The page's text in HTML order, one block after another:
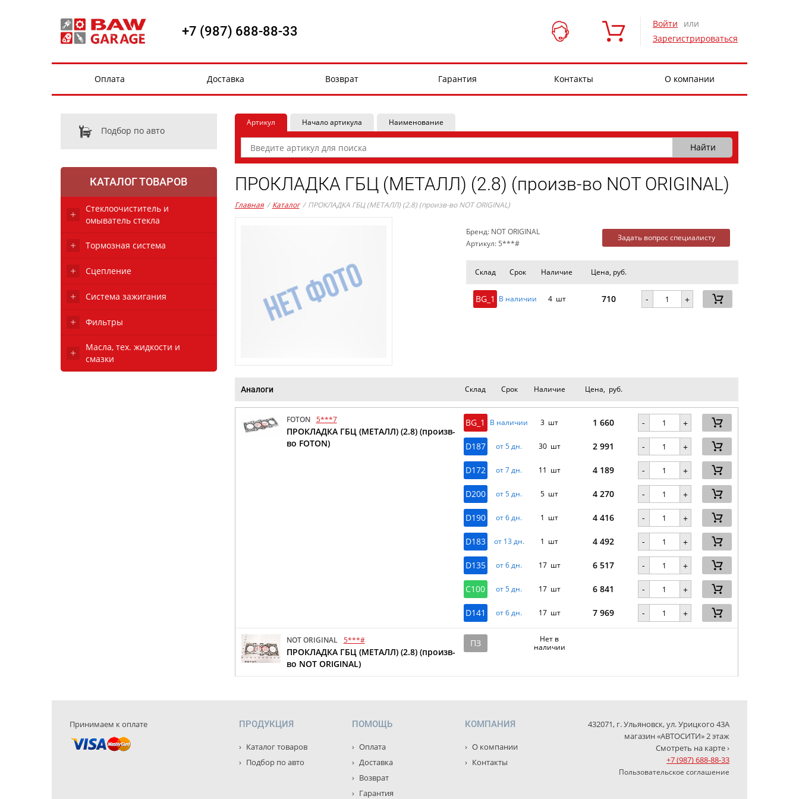
+7 (987) 688-88-33 Войти
или
Зарегистрироваться
Оплата Доставка Возврат Гарантия Контакты О компании
Подбор по авто
КАТАЛОГ ТОВАРОВ
Стеклоочиститель и
омыватель стекла
Тормозная система
Сцепление
Система зажигания
Фильтры
Масла, тех. жидкости и
смазки
Артикул Начало артикула Наименование
ПРОКЛАДКА ГБЦ (МЕТАЛЛ) (2.8) (произв-во NOT ORIGINAL)
Главная / Каталог / ПРОКЛАДКА ГБЦ (МЕТАЛЛ) (2.8) (произв-во NOT ORIGINAL)
Бренд: NOT ORIGINAL
Артикул: 5***#
Задать вопрос специалисту
Склад Срок Наличие Цена, руб.
BG_1 В наличии 4 шт 710 - +
Аналоги Склад Срок Наличие Цена, руб.
FOTON 5***7
ПРОКЛАДКА ГБЦ (МЕТАЛЛ) (2.8) (произв-
во FOTON)
BG_1 В наличии 3 шт 1 660 - +
D187 от 5 дн. 30 шт 2 991 - +
D172 от 7 дн. 11 шт 4 189 - +
D200 от 5 дн. 5 шт 4 270 - +
D190 от 6 дн. 1 шт 4 416 - +
D183 от 13 дн. 1 шт 4 492 - +
D135 от 6 дн. 17 шт 6 517 - +
C100 от 5 дн. 17 шт 6 841 - +
D141 от 6 дн. 17 шт 7 969 - +
NOT ORIGINAL 5***#
ПРОКЛАДКА ГБЦ (МЕТАЛЛ) (2.8) (произв-
во NOT ORIGINAL)
ПЗ
Нет в
наличии
Принимаем к оплате ПРОДУКЦИЯ
Каталог товаров
Подбор по авто
ПОМОЩЬ
Оплата
Доставка
Возврат
Гарантия
КОМПАНИЯ
О компании
Контакты
432071, г. Ульяновск, ул. Урицкого 43А
магазин «АВТОСИТИ» 2 этаж
Смотреть на карте ›
+7 (987) 688-88-33
Пользовательское соглашение